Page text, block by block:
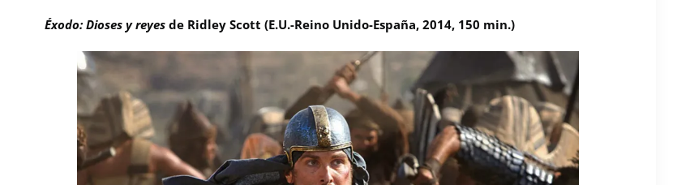
Éxodo: Dioses y reyes de Ridley Scott (E.U.-Reino Unido-España, 2014, 150 min.)